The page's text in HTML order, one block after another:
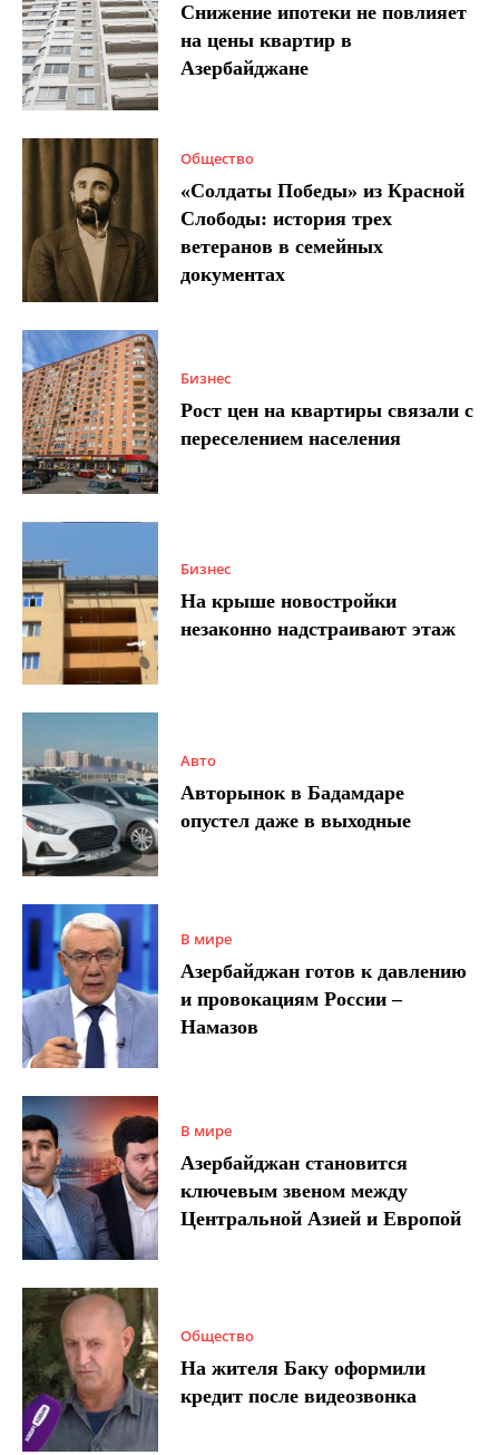
Снижение ипотеки не повлияет
на цены квартир в
Азербайджане
Общество
«Солдаты Победы» из Красной
Слободы: история трех
ветеранов в семейных
документах
Бизнес
Рост цен на квартиры связали с
переселением населения
Бизнес
На крыше новостройки
незаконно надстраивают этаж
Авто
Авторынок в Бадамдаре
опустел даже в выходные
В мире
Азербайджан готов к давлению
и провокациям России –
Намазов
В мире
Азербайджан становится
ключевым звеном между
Центральной Азией и Европой
Общество
На жителя Баку оформили
кредит после видеозвонка